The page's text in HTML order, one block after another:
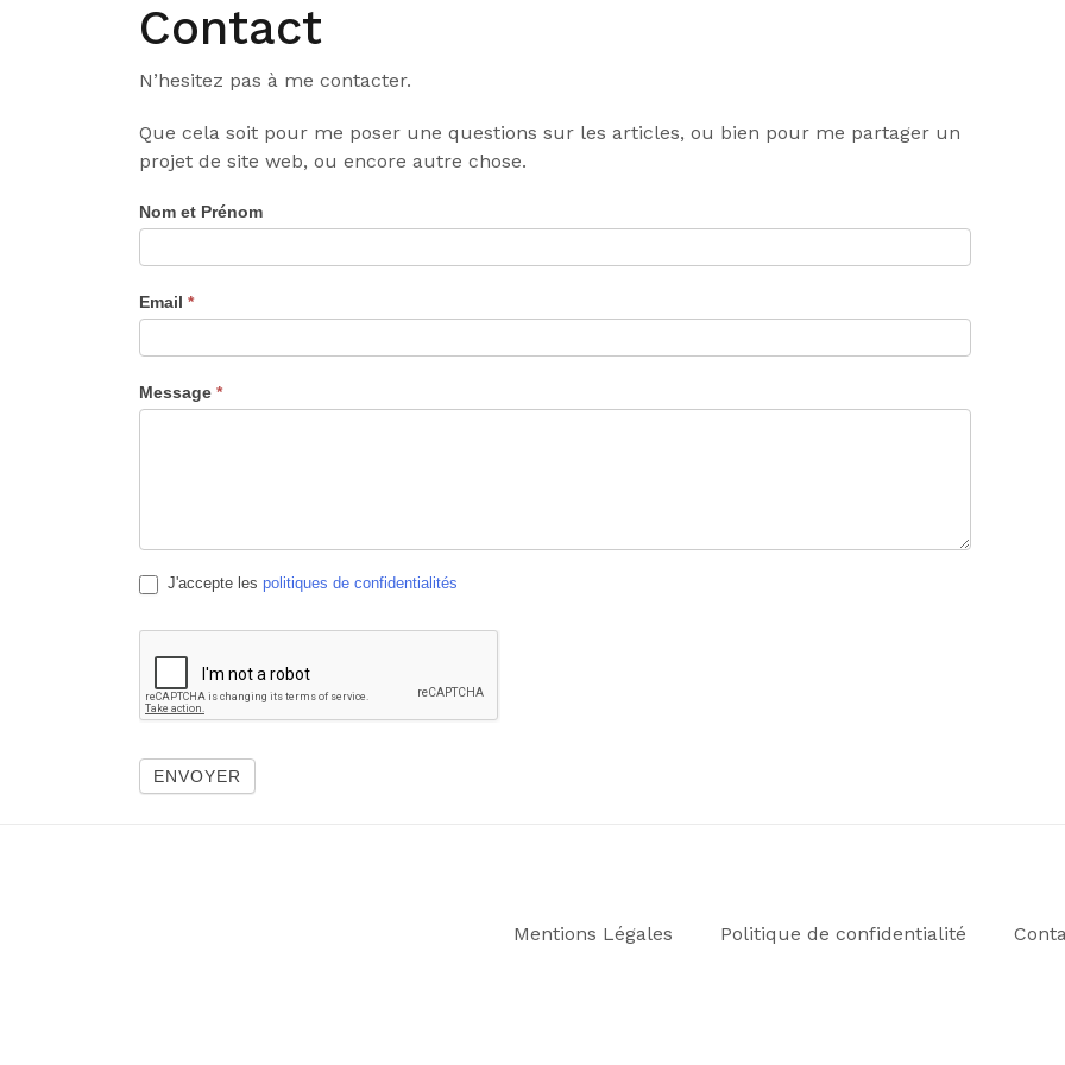
Contact
N’hesitez pas à me contacter.
Que cela soit pour me poser une questions sur les articles, ou bien pour me partager un
projet de site web, ou encore autre chose.
Contact
Nom et Prénom
Email *
Message *
J'accepte les politiques de confidentialités
ENVOYER
Mentions Légales Politique de confidentialité